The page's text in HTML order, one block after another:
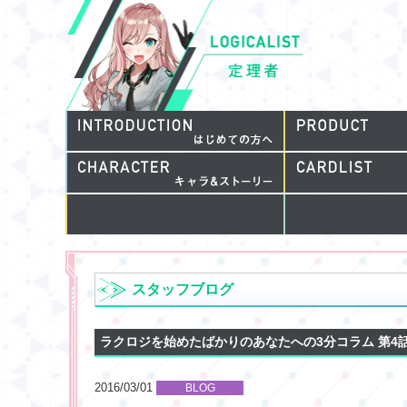
スタッフブログ
ラクロジを始めたばかりのあなたへの3分コラム 第4
2016/03/01 BLOG